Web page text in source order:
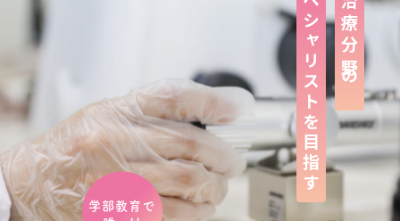
スペシャリストを目指す
学部教育で